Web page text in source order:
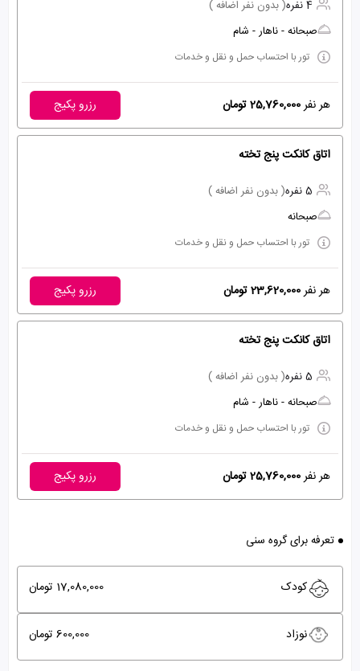
4 نفره
( بدون نفر اضافه )
صبحانه - ناهار - شام
تور با احتساب حمل و نقل و خدمات
هر نفر25,760,000 تومان رزرو پکیج
اتاق کانکت پنج تخته
5 نفره
( بدون نفر اضافه )
صبحانه
تور با احتساب حمل و نقل و خدمات
هر نفر23,620,000 تومان رزرو پکیج
اتاق کانکت پنج تخته
5 نفره
( بدون نفر اضافه )
صبحانه - ناهار - شام
تور با احتساب حمل و نقل و خدمات
هر نفر25,760,000 تومان رزرو پکیج
تعرفه برای گروه سنی
کودک 17,080,000 تومان
نوزاد 600,000 تومان